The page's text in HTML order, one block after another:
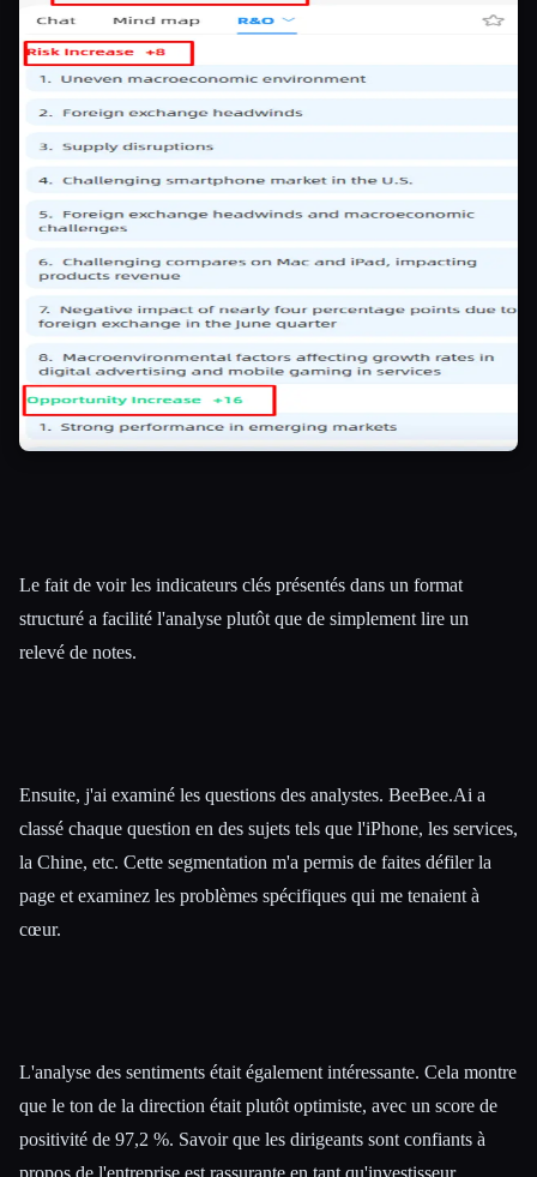
Le fait de voir les indicateurs clés présentés dans un format
structuré a facilité l'analyse plutôt que de simplement lire un
relevé de notes.
Ensuite, j'ai examiné les questions des analystes. BeeBee.Ai a
classé chaque question en des sujets tels que l'iPhone, les services,
la Chine, etc. Cette segmentation m'a permis de faites défiler la
page et examinez les problèmes spécifiques qui me tenaient à
cœur.
L'analyse des sentiments était également intéressante. Cela montre
que le ton de la direction était plutôt optimiste, avec un score de
positivité de 97,2 %. Savoir que les dirigeants sont confiants à
propos de l'entreprise est rassurante en tant qu'investisseur.